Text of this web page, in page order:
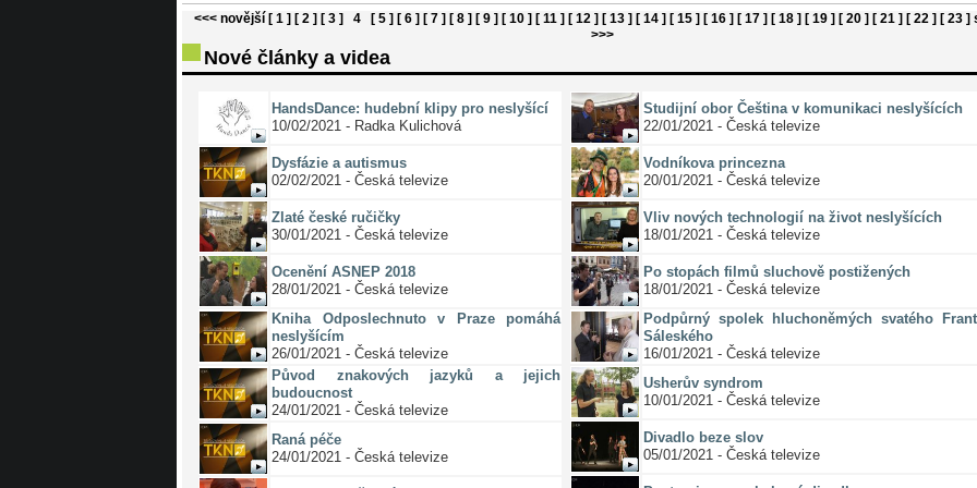
<<< novější [ 1 ] [ 2 ] [ 3 ] 4 [ 5 ] [ 6 ] [ 7 ] [ 8 ] [ 9 ] [ 10 ] [ 11 ] [ 12 ] [ 13 ] [ 14 ] [ 15 ] [ 16 ] [ 17 ] [ 18 ] [ 19 ] [ 20 ] [ 21 ] [ 22 ] [ 23 ]
>>>
Nové články a videa
HandsDance: hudební klipy pro neslyšící
10/02/2021 - Radka Kulichová
Dysfázie a autismus
02/02/2021 - Česká televize
Zlaté české ručičky
30/01/2021 - Česká televize
Ocenění ASNEP 2018
28/01/2021 - Česká televize
Kniha Odposlechnuto v Praze pomáhá
neslyšícím
26/01/2021 - Česká televize
Původ znakových jazyků a jejich
budoucnost
24/01/2021 - Česká televize
Raná péče
24/01/2021 - Česká televize
Studijní obor Čeština v komunikaci neslyšících
22/01/2021 - Česká televize
Vodníkova princezna
20/01/2021 - Česká televize
Vliv nových technologií na život neslyšících
18/01/2021 - Česká televize
Po stopách filmů sluchově postižených
18/01/2021 - Česká televize
Podpůrný spolek hluchoněmých svatého
Sáleského
16/01/2021 - Česká televize
Usherův syndrom
10/01/2021 - Česká televize
Divadlo beze slov
05/01/2021 - Česká televize